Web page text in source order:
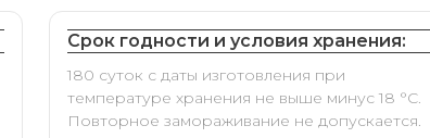
Срок годности и условия хранения:
180 суток с даты изготовления при
температуре хранения не выше минус 18 °С.
Повторное замораживание не допускается.